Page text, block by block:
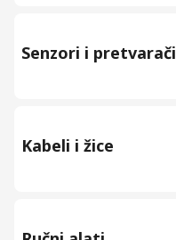
Senzori i pretvarači
Kabeli i žice